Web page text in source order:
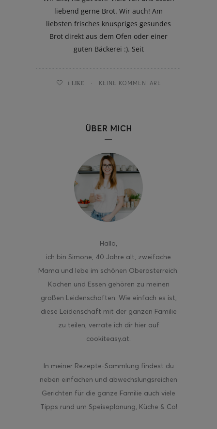
Eis am Stilliebend gerne Brot. Wir auch! Am
liebsten frisches knuspriges gesundes
Brot direkt aus dem Ofen oder einer
guten Bäckerei :). Seit
1 LIKE KEINE KOMMENTARE
ÜBER MICH
Hallo,
ich bin Simone, 40 Jahre alt, zweifache
Mama und lebe im schönen Oberösterreich.
Kochen und Essen gehören zu meinen
großen Leidenschaften. Wie einfach es ist,
diese Leidenschaft mit der ganzen Familie
zu teilen, verrate ich dir hier auf
cookiteasy.at.
In meiner Rezepte-Sammlung findest du
neben einfachen und abwechslungsreichen
Gerichten für die ganze Familie auch viele
Tipps rund um Speiseplanung, Küche & Co!